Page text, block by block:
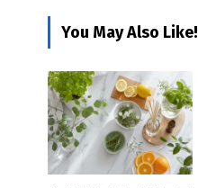
You May Also Like!